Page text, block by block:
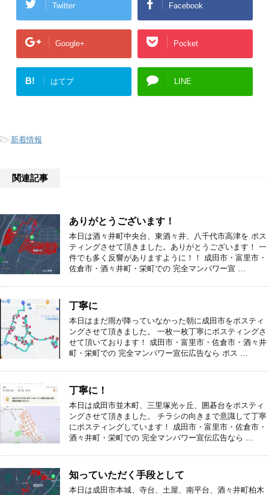
Twitter Facebook
Google+ Pocket
B! はてブ LINE
-新着情報
関連記事
ありがとうございます！
本日は酒々井町中央台、東酒々井、八千代市高津を ポス
ティングさせて頂きました。ありがとうございます！ 一
件でも多く反響がありますように！！ 成田市・富里市・
佐倉市・酒々井町・栄町での 完全マンパワー宣 …
丁寧に
本日はまだ雨が降っていなかった朝に成田市をポスティ
ングさせて頂きました。 一枚一枚丁寧にポスティングさ
せて頂いております！ 成田市・富里市・佐倉市・酒々井
町・栄町での 完全マンパワー宣伝広告なら ポス …
丁寧に！
本日は成田市並木町、三里塚光ヶ丘、囲碁台をポスティ
ングさせて頂きました。 チラシの向きまで意識して丁寧
にポスティングしています！ 成田市・富里市・佐倉市・
酒々井町・栄町での 完全マンパワー宣伝広告なら …
知っていただく手段として
本日は成田市本城、寺台、土屋、南平台、酒々井町柏木